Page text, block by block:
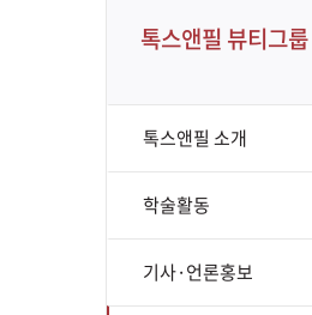
톡스앤필 뷰티그룹
톡스앤필 소개
학술활동
기사·언론홍보